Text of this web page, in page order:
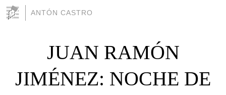
ANTÓN CASTRO
JUAN RAMÓN
JIMÉNEZ: NOCHE DE